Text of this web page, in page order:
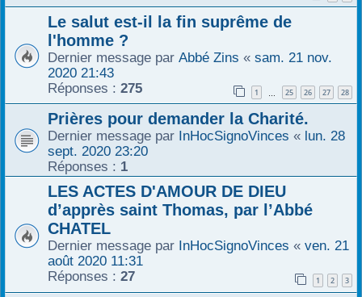
Le salut est-il la fin suprême de
l'homme ?
Dernier message par Abbé Zins « sam. 21 nov.
2020 21:43
Réponses : 275 1 … 25 26 27 28
Prières pour demander la Charité.
Dernier message par InHocSignoVinces « lun. 28
sept. 2020 23:20
Réponses : 1
LES ACTES D'AMOUR DE DIEU
d’apprès saint Thomas, par l’Abbé
CHATEL
Dernier message par InHocSignoVinces « ven. 21
août 2020 11:31
Réponses : 27 1 2 3